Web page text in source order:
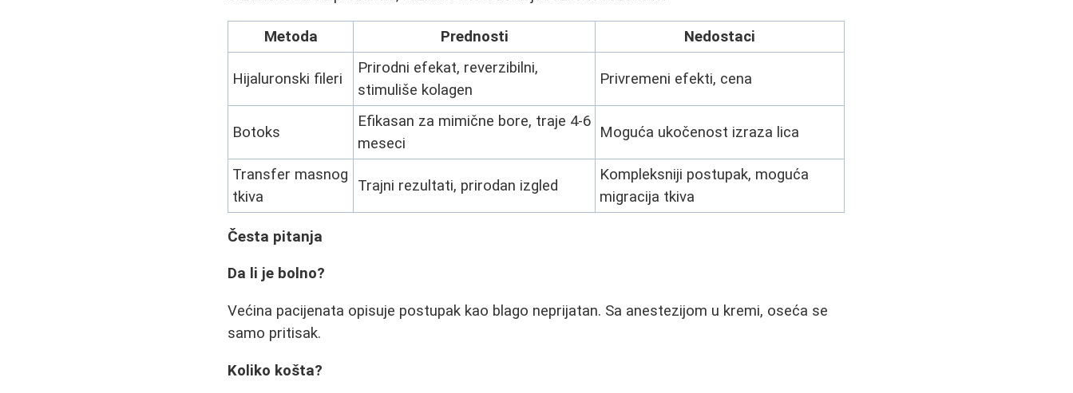
Metoda Prednosti Nedostaci
Hijaluronski fileri
Prirodni efekat, reverzibilni,
stimuliše kolagen
Privremeni efekti, cena
Botoks
Efikasan za mimične bore, traje 4-6
meseci
Moguća ukočenost izraza lica
Transfer masnog
tkiva
Trajni rezultati, prirodan izgled
Kompleksniji postupak, moguća
migracija tkiva
Česta pitanja
Da li je bolno?
Većina pacijenata opisuje postupak kao blago neprijatan. Sa anestezijom u kremi, oseća se
samo pritisak.
Koliko košta?